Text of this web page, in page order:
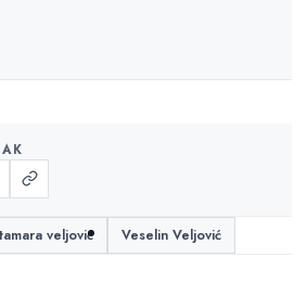
tamara veljović Veselin Veljović